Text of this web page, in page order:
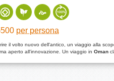
per persona
il volto nuovo dell'antico, un viaggio alla
aperto all'innovazione. Un viaggio in Oman